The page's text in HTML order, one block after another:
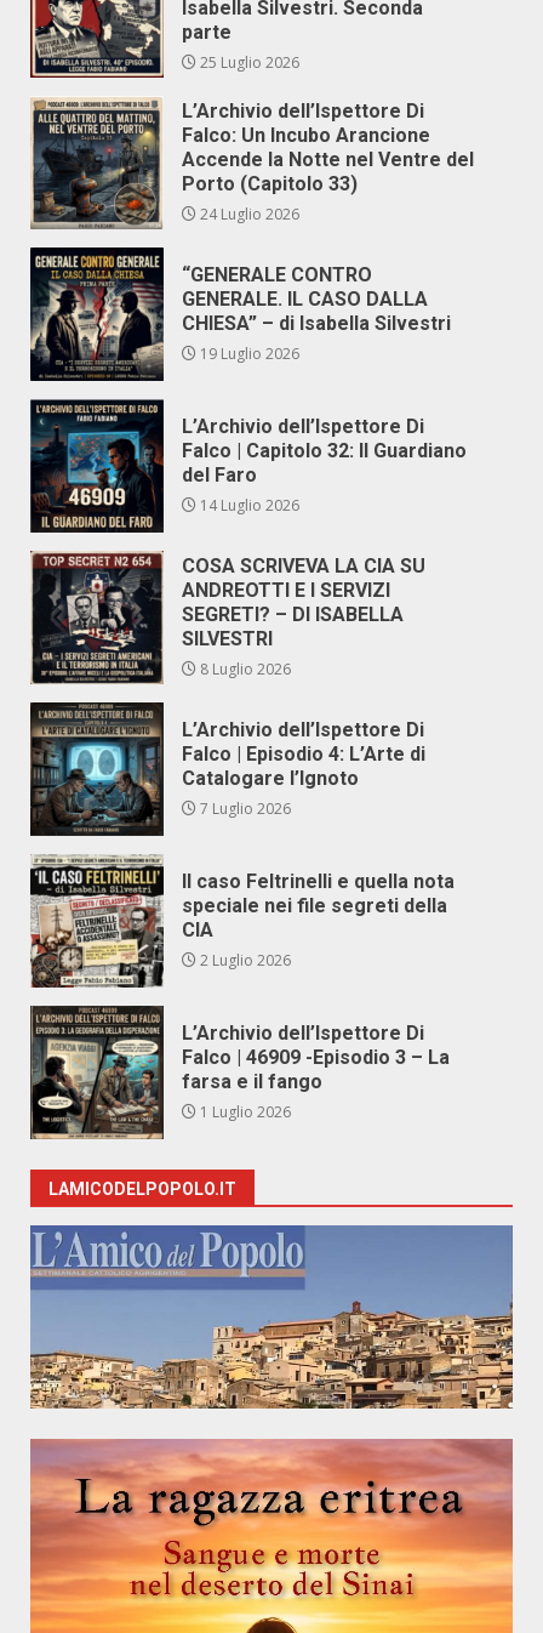
Isabella Silvestri. Seconda
parte
25 Luglio 2026
L’Archivio dell’Ispettore Di
Falco: Un Incubo Arancione
Accende la Notte nel Ventre del
Porto (Capitolo 33)
24 Luglio 2026
“GENERALE CONTRO
GENERALE. IL CASO DALLA
CHIESA” – di Isabella Silvestri
19 Luglio 2026
L’Archivio dell’Ispettore Di
Falco | Capitolo 32: Il Guardiano
del Faro
14 Luglio 2026
COSA SCRIVEVA LA CIA SU
ANDREOTTI E I SERVIZI
SEGRETI? – DI ISABELLA
SILVESTRI
8 Luglio 2026
L’Archivio dell’Ispettore Di
Falco | Episodio 4: L’Arte di
Catalogare l’Ignoto
7 Luglio 2026
Il caso Feltrinelli e quella nota
speciale nei file segreti della
CIA
2 Luglio 2026
L’Archivio dell’Ispettore Di
Falco | 46909 -Episodio 3 – La
farsa e il fango
1 Luglio 2026
LAMICODELPOPOLO.IT